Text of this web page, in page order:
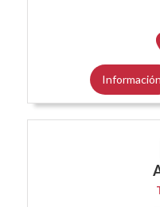
Información